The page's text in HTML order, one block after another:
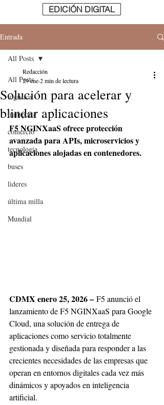
EDICIÓN DIGITAL
Entrada
All Posts
logistica
transporte
comercio
tecnologia
buses
lideres
última milla
Mundial
All Posts
Solución para acelerar y
blindar aplicaciones
Redacción
29 ene2 min de lectura
F5 NGINXaaS ofrece protección
avanzada para APIs, microservicios y
aplicaciones alojadas en contenedores.
CDMX enero 25, 2026 – F5 anunció el
lanzamiento de F5 NGINXaaS para Google
Cloud, una solución de entrega de
aplicaciones como servicio totalmente
gestionada y diseñada para responder a las
crecientes necesidades de las empresas que
operan en entornos digitales cada vez más
dinámicos y apoyados en inteligencia
artificial.